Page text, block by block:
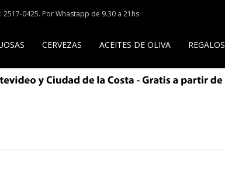
CERVEZAS ACEITES DE OLIVA REGALOS
2517-0425. Por Whastapp de 9.30 a 21hs